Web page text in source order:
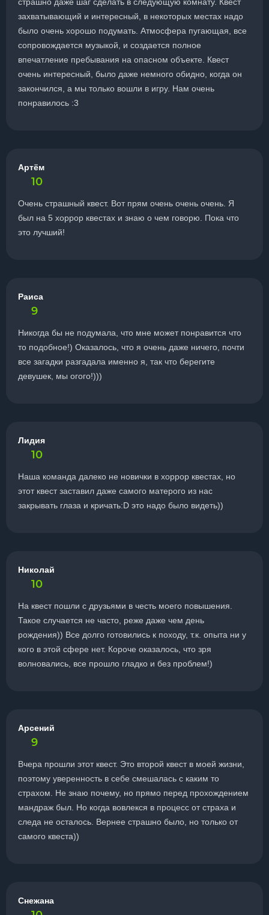
захватывающий и интересный, в некоторых местах надо
было очень хорошо подумать. Атмосфера пугающая, все
сопровождается музыкой, и создается полное
впечатление пребывания на опасном объекте. Квест
очень интересный, было даже немного обидно, когда он
закончился, а мы только вошли в игру. Нам очень
понравилось :3
Артём
10
Очень страшный квест. Вот прям очень очень очень. Я
был на 5 хоррор квестах и знаю о чем говорю. Пока что
это лучший!
Раиса
9
Никогда бы не подумала, что мне может понравится что
то подобное!) Оказалось, что я очень даже ничего, почти
все загадки разгадала именно я, так что берегите
девушек, мы огого!)))
Лидия
10
Наша команда далеко не новички в хоррор квестах, но
этот квест заставил даже самого матерого из нас
закрывать глаза и кричать:D это надо было видеть))
Николай
10
На квест пошли с друзьями в честь моего повышения.
Такое случается не часто, реже даже чем день
рождения)) Все долго готовились к походу, т.к. опыта ни у
кого в этой сфере нет. Короче оказалось, что зря
волновались, все прошло гладко и без проблем!)
Арсений
9
Вчера прошли этот квест. Это второй квест в моей жизни,
поэтому уверенность в себе смешалась с каким то
страхом. Не знаю почему, но прямо перед прохождением
мандраж был. Но когда вовлекся в процесс от страха и
следа не осталось. Вернее страшно было, но только от
самого квеста))
Снежана